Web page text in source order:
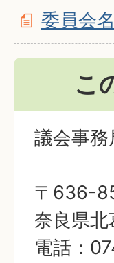
委員会
こ
議会事務
〒636-
奈良県北
電話：